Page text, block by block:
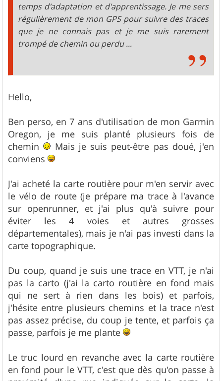
temps d'adaptation et d'apprentissage. Je me sers
régulièrement de mon GPS pour suivre des traces
que je ne connais pas et je me suis rarement
trompé de chemin ou perdu ...
Hello,
Ben perso, en 7 ans d'utilisation de mon Garmin
Oregon, je me suis planté plusieurs fois de
chemin
Mais je suis peut-être pas doué, j'en
conviens
J'ai acheté la carte routière pour m'en servir avec
le vélo de route (je prépare ma trace à l'avance
sur openrunner, et j'ai plus qu'à suivre pour
éviter les 4 voies et autres grosses
départementales), mais je n'ai pas investi dans la
carte topographique.
Du coup, quand je suis une trace en VTT, je n'ai
pas la carto (j'ai la carto routière en fond mais
qui ne sert à rien dans les bois) et parfois,
j'hésite entre plusieurs chemins et la trace n'est
pas assez précise, du coup je tente, et parfois ça
passe, parfois je me plante
Le truc lourd en revanche avec la carte routière
en fond pour le VTT, c'est que dès qu'on passe à